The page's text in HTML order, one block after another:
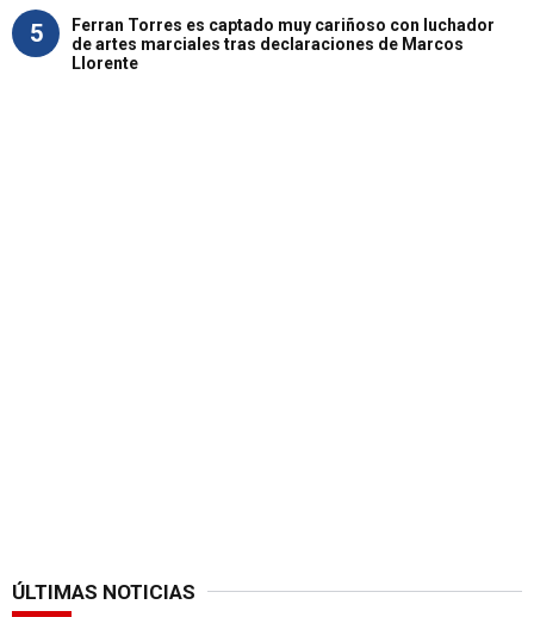
5
Ferran Torres es captado muy cariñoso con luchador
de artes marciales tras declaraciones de Marcos
Llorente
ÚLTIMAS NOTICIAS